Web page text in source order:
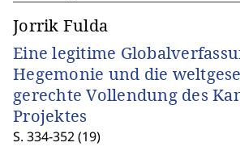
Jorrik Fulda
Eine legitime
Hegemonie und die
gerechte Vollendung des
Projektes
S. 334-352 (19)